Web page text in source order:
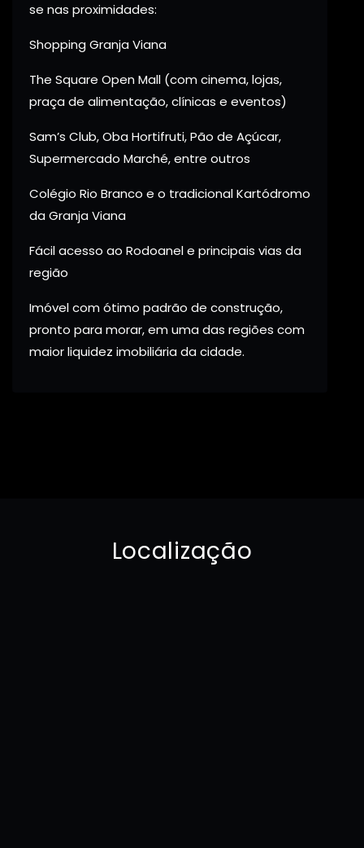
se nas proximidades:
Shopping Granja Viana
The Square Open Mall (com cinema, lojas,
praça de alimentação, clínicas e eventos)
Sam’s Club, Oba Hortifruti, Pão de Açúcar,
Supermercado Marché, entre outros
Colégio Rio Branco e o tradicional Kartódromo
da Granja Viana
Fácil acesso ao Rodoanel e principais vias da
região
Imóvel com ótimo padrão de construção,
pronto para morar, em uma das regiões com
maior liquidez imobiliária da cidade.
Localização